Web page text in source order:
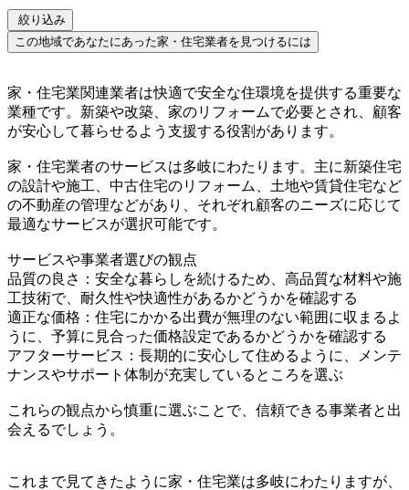
絞り込み
この地域であなたにあった家・住宅業者を見つけるには
家・住宅業関連業者は快適で安全な住環境を提供する重要な
業種です。新築や改築、家のリフォームで必要とされ、顧客
が安心して暮らせるよう支援する役割があります。
家・住宅業者のサービスは多岐にわたります。主に新築住宅
の設計や施工、中古住宅のリフォーム、土地や賃貸住宅など
の不動産の管理などがあり、それぞれ顧客のニーズに応じて
最適なサービスが選択可能です。
サービスや事業者選びの観点
品質の良さ：安全な暮らしを続けるため、高品質な材料や施
工技術で、耐久性や快適性があるかどうかを確認する
適正な価格：住宅にかかる出費が無理のない範囲に収まるよ
うに、予算に見合った価格設定であるかどうかを確認する
アフターサービス：長期的に安心して住めるように、メンテ
ナンスやサポート体制が充実しているところを選ぶ
これらの観点から慎重に選ぶことで、信頼できる事業者と出
会えるでしょう。
これまで見てきたように家・住宅業は多岐にわたりますが、